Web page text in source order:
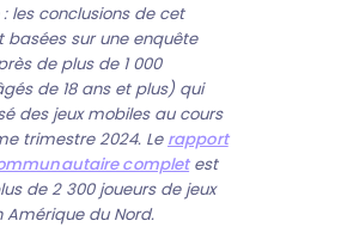
les conclusions de cet
basées sur une enquête
de plus de 1 000
de 18 ans et plus) qui
des jeux mobiles au cours
trimestre 2024. Le rapport
completest
de 2 300 joueurs de jeux
Amérique du Nord.